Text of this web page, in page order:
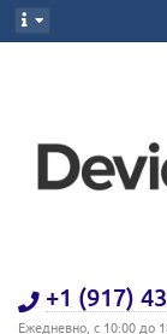
+1 (917)
Ежедневно, с 10:00 до